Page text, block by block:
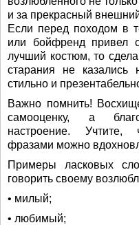
и за прекрасный
Если перед походом в
или бойфренд привел
лучший костюм, то
старания не казались
стильно и
Важно помнить!
самооценку, а
настроение. Учтите,
фразами можно
Примеры ласковых
говорить своему
• милый;
• любимый;